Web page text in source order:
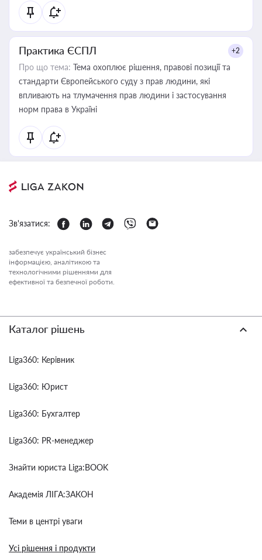
Практика ЄСПЛ +2
Про що тема: Тема охоплює рішення, правові позиції та
стандарти Європейського суду з прав людини, які
впливають на тлумачення прав людини і застосування
норм права в Україні
Зв'язатися:
забезпечує український бізнес
інформацією, аналітикою та
технологічними рішеннями для
ефективної та безпечної роботи.
Каталог рішень
Liga360: Керівник
Liga360: Юрист
Liga360: Бухгалтер
Liga360: PR-менеджер
Знайти юриста Liga:BOOK
Академія ЛІГА:ЗАКОН
Теми в центрі уваги
Усі рішення і продукти